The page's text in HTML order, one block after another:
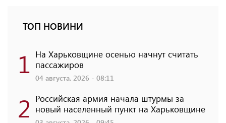
ТОП НОВИНИ
1 На Харьковщине осенью начнут считать
пассажиров
04 августа, 2026 - 08:11
2 Российская армия начала штурмы за
новый населенный пункт на Харьковщине